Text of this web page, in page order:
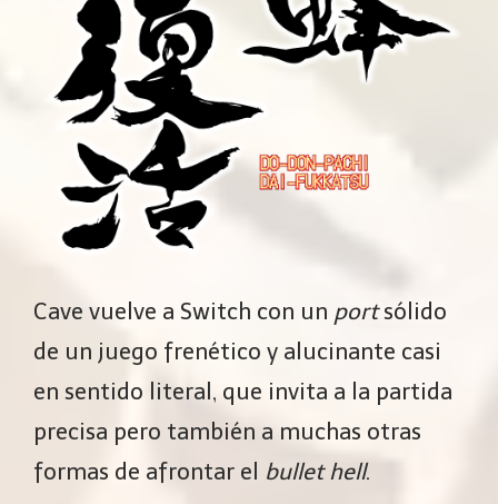
Cave vuelve a Switch con un portsólido
de un juego frenético y alucinante casi
en sentido literal, que invita a la partida
precisa pero también a muchas otras
formas de afrontar el bullet hell.